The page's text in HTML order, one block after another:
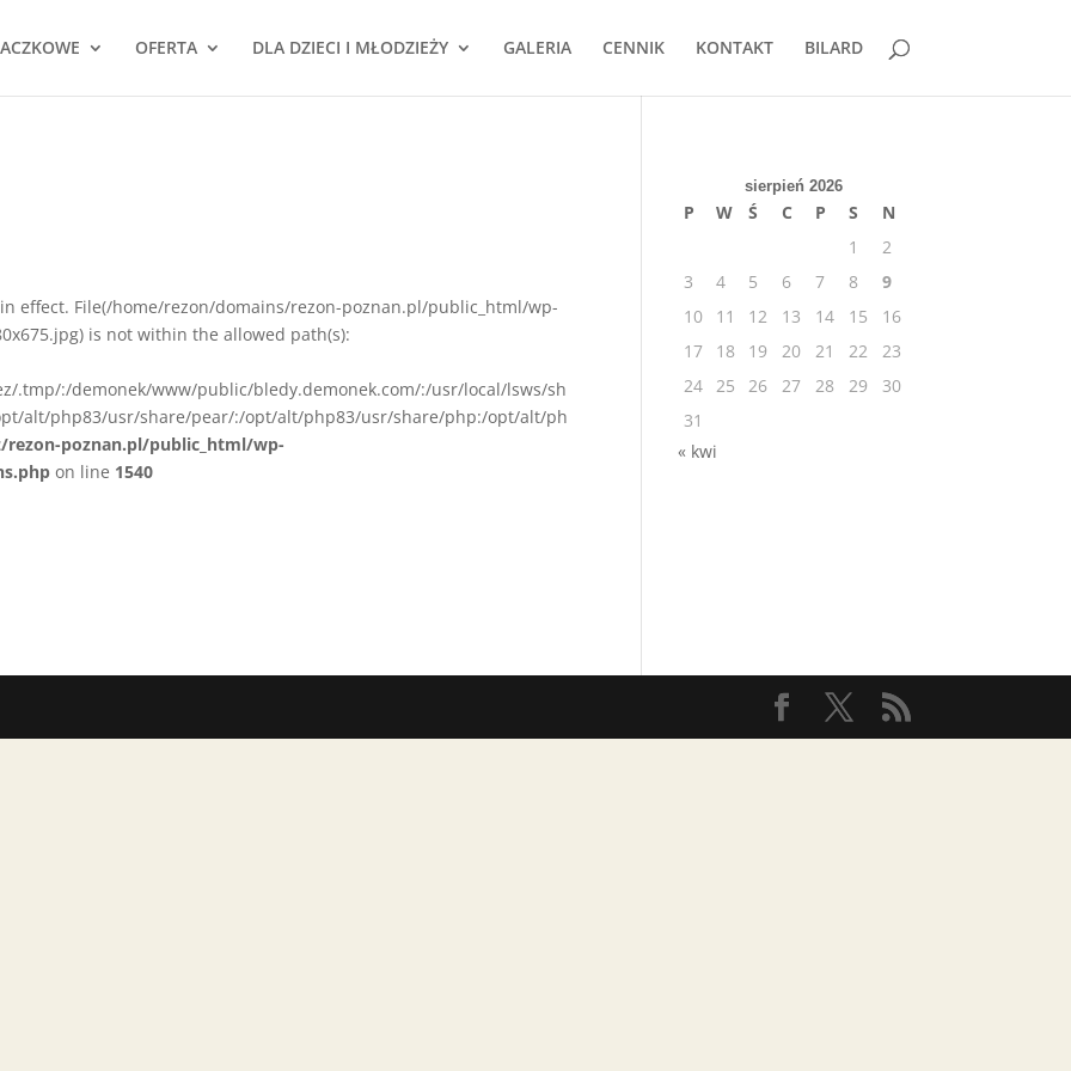
OFERTA DLA DZIECI I MŁODZIEŻY GALERIA CENNIK KONTAKT BILARD
effect. File(/home/rezon/domains/rezon-poznan.pl/public_html/wp-
is not within the allowed path(s):
.tmp/:/demonek/www/public/bledy.demonek.com/:/usr/local/lsws/sh
alt/php83/usr/share/pear/:/opt/alt/php83/usr/share/php:/opt/alt/ph
poznan.pl/public_html/wp-
on line 1540
sierpień 2026
P W Ś C P S
N
1
2
3
4 5 6 7 8
9
10
11 12 13 14 15
16
17
18 19 20 21 22
23
24 25 26 27 28 29
30
31
« kwi